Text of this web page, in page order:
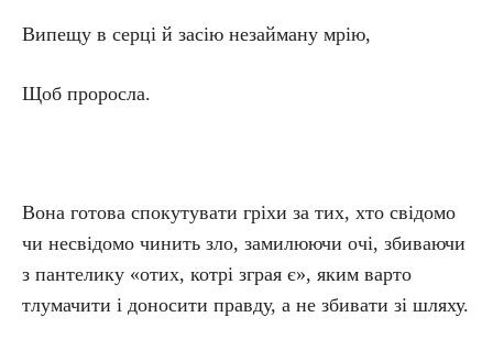
Випещу в серці й засію незайману мрію,
Щоб проросла.
Вона готова спокутувати гріхи за тих, хто свідомо
чи несвідомо чинить зло, замилюючи очі, збиваючи
з пантелику «отих, котрі зграя є», яким варто
тлумачити і доносити правду, а не збивати зі шляху.